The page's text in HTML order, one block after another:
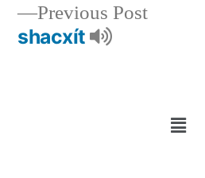
Previous Post
shacxít